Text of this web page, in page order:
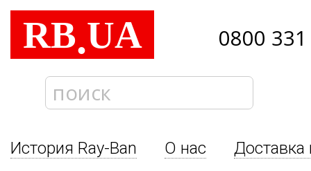
RB.UA 0800
История Ray-Ban О нас
Доставка